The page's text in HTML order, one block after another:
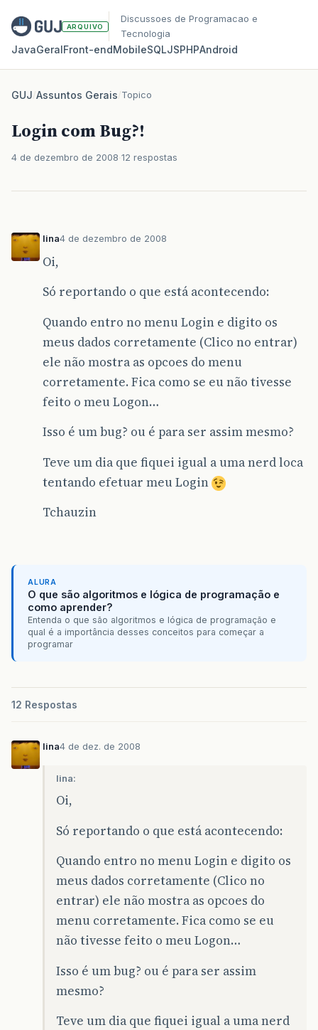
ARQUIVO
Discussoes de Programacao e
Tecnologia
JavaGeralFront‑endMobileSQLJSPHPAndroid
GUJ/Assuntos Gerais/Topico
Login com Bug?!
4 de dezembro de 2008 12 respostas
lina4 de dezembro de 2008
Oi,
Só reportando o que está acontecendo:
Quando entro no menu Login e digito os
meus dados corretamente (Clico no entrar)
ele não mostra as opcoes do menu
corretamente. Fica como se eu não tivesse
feito o meu Logon…
Isso é um bug? ou é para ser assim mesmo?
Teve um dia que fiquei igual a uma nerd loca
tentando efetuar meu Login
Tchauzin
ALURA
O que são algoritmos e lógica de programação e
como aprender?
Entenda o que são algoritmos e lógica de programação e
qual é a importância desses conceitos para começar a
programar
12 Respostas
lina4 de dez. de 2008
lina:
Oi,
Só reportando o que está acontecendo:
Quando entro no menu Login e digito os
meus dados corretamente (Clico no
entrar) ele não mostra as opcoes do
menu corretamente. Fica como se eu
não tivesse feito o meu Logon…
Isso é um bug? ou é para ser assim
mesmo?
Teve um dia que fiquei igual a uma nerd